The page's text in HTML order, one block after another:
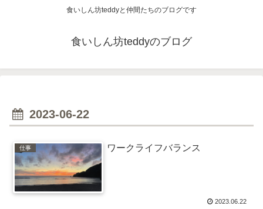
食いしん坊teddyと仲間たちのブログです
食いしん坊teddyのブログ
2023-06-22
仕事 ワークライフバランス
2023.06.22